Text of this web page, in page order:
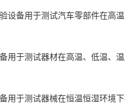
设备用于测试汽车零部件在高
用于测试器材在高温、低温、
用于测试器械在恒温恒湿环境